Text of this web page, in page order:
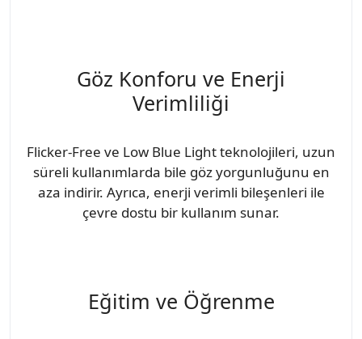
Göz Konforu ve Enerji
Verimliliği
Flicker-Free ve Low Blue Light teknolojileri, uzun
süreli kullanımlarda bile göz yorgunluğunu en
aza indirir. Ayrıca, enerji verimli bileşenleri ile
çevre dostu bir kullanım sunar.
Eğitim ve Öğrenme